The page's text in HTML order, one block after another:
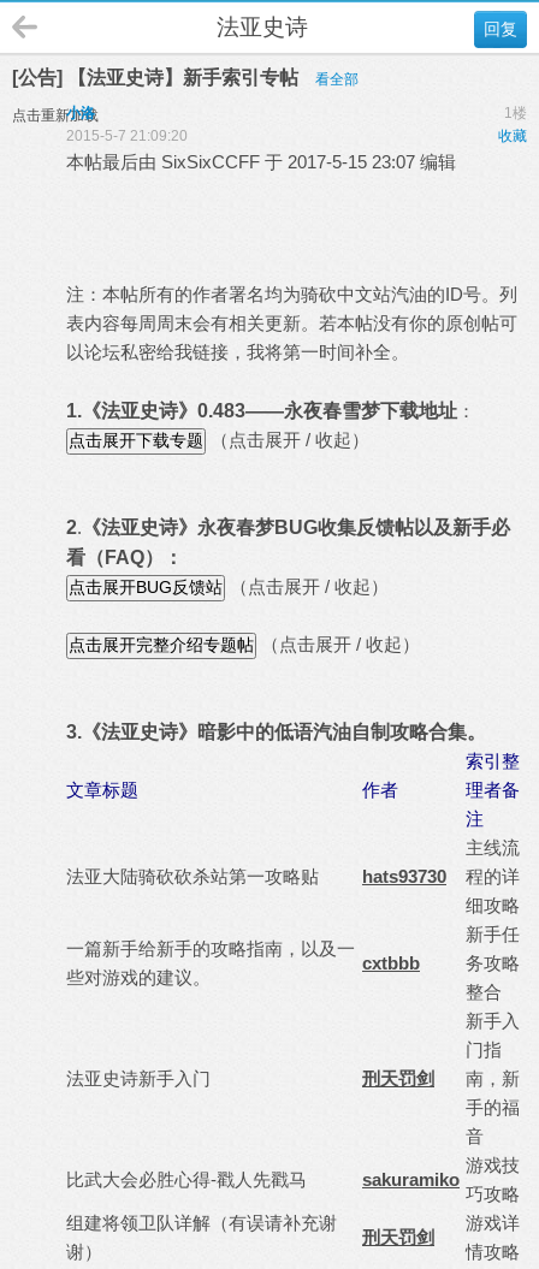
回复
法亚史诗
[公告] 【法亚史诗】新手索引专帖 看全部
点击重新加载 1楼
小洛
收藏
2015-5-7 21:09:20
本帖最后由 SixSixCCFF 于 2017-5-15 23:07 编辑
注：本帖所有的作者署名均为骑砍中文站汽油的ID号。列
表内容每周周末会有相关更新。若本帖没有你的原创帖可
以论坛私密给我链接，我将第一时间补全。
1.《法亚史诗》0.483——永夜春雪梦下载地址 ：
（点击展开 / 收起）
2. 《法亚史诗》 永夜春梦BUG收集反馈帖以及新手必
看（FAQ）：
（点击展开 / 收起）
（点击展开 / 收起）
3.《法亚史诗》暗影中的低语汽油自制攻略合集。
文章标题 作者
索引整
理者备
注
法亚大陆骑砍砍杀站第一攻略贴 hats93730
主线流
程的详
细攻略
一篇新手给新手的攻略指南，以及一
些对游戏的建议。
cxtbbb
新手任
务攻略
整合
法亚史诗新手入门 刑天罚剑
新手入
门指
南，新
手的福
音
比武大会必胜心得-戳人先戳马 sakuramiko
游戏技
巧攻略
组建将领卫队详解（有误请补充谢
谢）
刑天罚剑
游戏详
情攻略